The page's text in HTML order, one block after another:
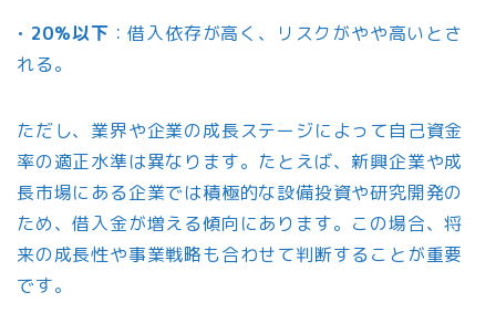
• 20%以下 ：借入依存が高く、リスクがやや高いとさ
れる。
ただし、業界や企業の成長ステージによって自己資金
率の適正水準は異なります。たとえば、新興企業や成
長市場にある企業では積極的な設備投資や研究開発の
ため、借入金が増える傾向にあります。この場合、将
来の成長性や事業戦略も合わせて判断することが重要
です。